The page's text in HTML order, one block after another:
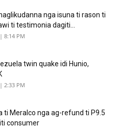
nga isuna ti rason ti
ti testimonia dagiti...
8:14 PM
twin quake idi Hunio,
2:33 PM
ti Meralco nga ag-refund ti P9.5
consumer